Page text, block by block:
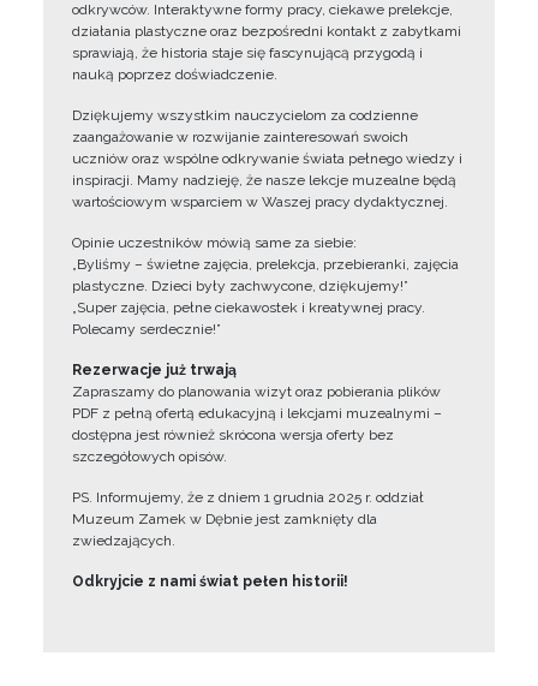
odkrywców. Interaktywne formy pracy, ciekawe prelekcje,
działania plastyczne oraz bezpośredni kontakt z zabytkami
sprawiają, że historia staje się fascynującą przygodą i
nauką poprzez doświadczenie.
Dziękujemy wszystkim nauczycielom za codzienne
zaangażowanie w rozwijanie zainteresowań swoich
uczniów oraz wspólne odkrywanie świata pełnego wiedzy i
inspiracji. Mamy nadzieję, że nasze lekcje muzealne będą
wartościowym wsparciem w Waszej pracy dydaktycznej.
Opinie uczestników mówią same za siebie:
„Byliśmy – świetne zajęcia, prelekcja, przebieranki, zajęcia
plastyczne. Dzieci były zachwycone, dziękujemy!”
„Super zajęcia, pełne ciekawostek i kreatywnej pracy.
Polecamy serdecznie!”
Rezerwacje już trwają
Zapraszamy do planowania wizyt oraz pobierania plików
PDF z pełną ofertą edukacyjną i lekcjami muzealnymi –
dostępna jest również skrócona wersja oferty bez
szczegółowych opisów.
PS. Informujemy, że z dniem 1 grudnia 2025 r. oddział
Muzeum Zamek w Dębnie jest zamknięty dla
zwiedzających.
Odkryjcie z nami świat pełen historii!